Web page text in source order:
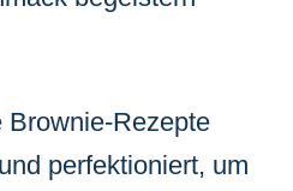
Brownie-Rezepte
perfektioniert, um